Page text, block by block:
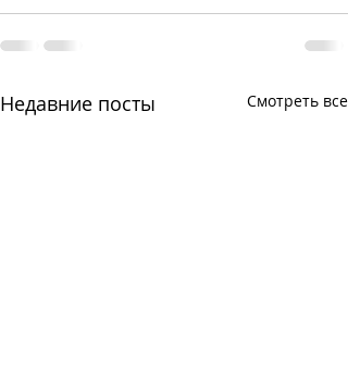
Недавние посты Смотреть все